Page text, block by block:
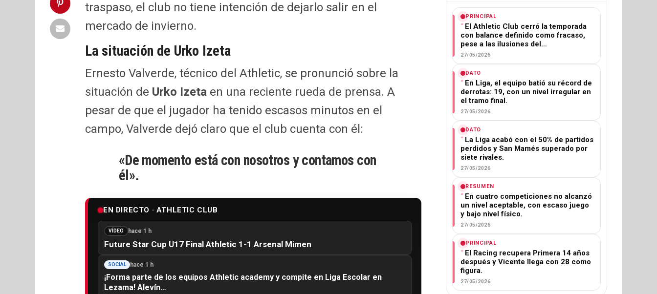
traspaso, el club no tiene intención de dejarlo salir en el
mercado de invierno.
La situación de Urko Izeta
Ernesto Valverde, técnico del Athletic, se pronunció sobre la
situación de Urko Izeta en una reciente rueda de prensa. A
pesar de que el jugador ha tenido escasos minutos en el
campo, Valverde dejó claro que el club cuenta con él:
«De momento está con nosotros y contamos con
él».
EN DIRECTO · ATHLETIC CLUB
VÍDEO hace 1 h
Future Star Cup U17 Final Athletic 1-1 Arsenal Mimen
SOCIAL hace 1 h
¡Forma parte de los equipos Athletic academy y compite en Liga Escolar en
Lezama! Alevín…
PRINCIPAL
El Athletic Club cerró la temporada
con balance definido como fracaso,
pese a las ilusiones del…
27/05/2026
DATO
En Liga, el equipo batió su récord de
derrotas: 19, con un nivel irregular en
el tramo final.
27/05/2026
DATO
La Liga acabó con el 50% de partidos
perdidos y San Mamés superado por
siete rivales.
27/05/2026
RESUMEN
En cuatro competiciones no alcanzó
un nivel aceptable, con escaso juego
y bajo nivel físico.
27/05/2026
PRINCIPAL
El Racing recupera Primera 14 años
después y Vicente llega con 28 como
figura.
27/05/2026